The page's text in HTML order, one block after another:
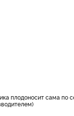
плодоносит сама